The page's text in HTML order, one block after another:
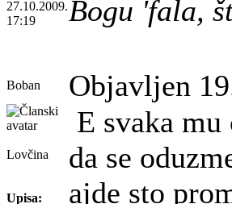
27.10.2009.
17:19
Bogu 'fala,
Boban Objavljen
Lovčina
Upisa:
E svaka mu
da se
ajde sto